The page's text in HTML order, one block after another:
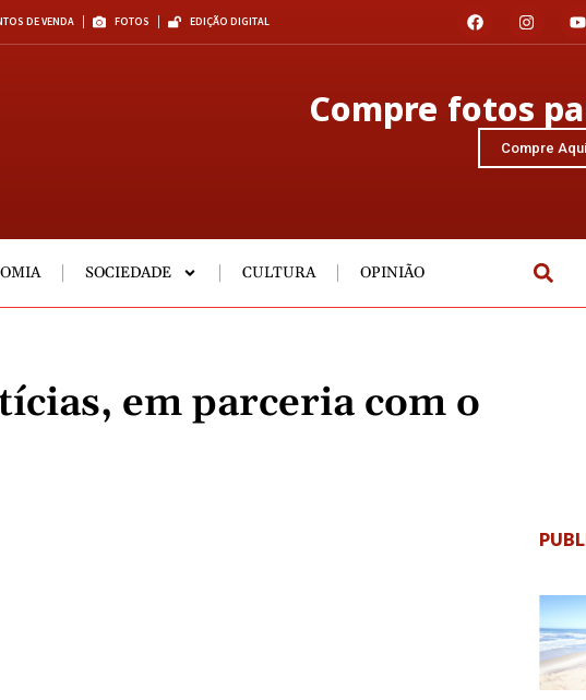
DE VENDA FOTOS EDIÇÃO DIGITAL
Compre fotos
Compre Aqui
SOCIEDADE CULTURA OPINIÃO
em parceria com o